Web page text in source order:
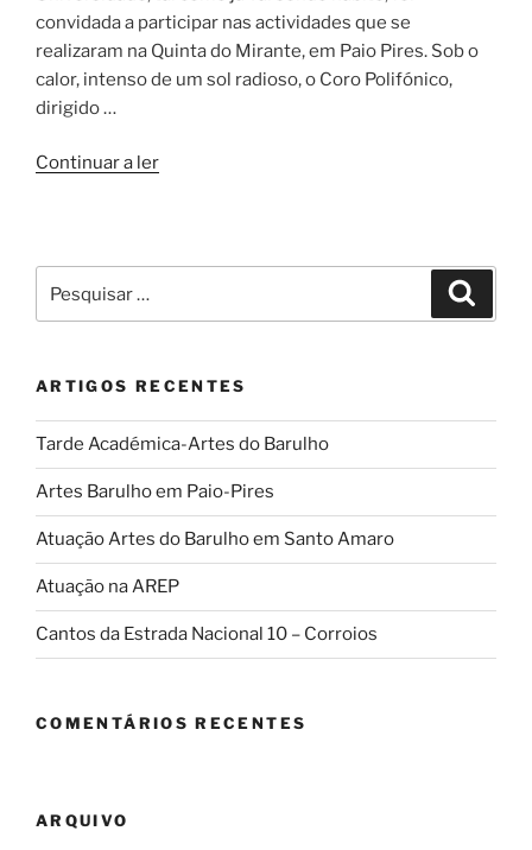
convidada a participar nas actividades que se
realizaram na Quinta do Mirante, em Paio Pires. Sob o
calor, intenso de um sol radioso, o Coro Polifónico,
dirigido …
Continuar a ler“Artes
por:
ARTIGOS RECENTES
Tarde Académica-Artes do Barulho
Artes Barulho em Paio-Pires
Atuação Artes do Barulho em Santo Amaro
Atuação na AREP
Cantos da Estrada Nacional 10 – Corroios
COMENTÁRIOS RECENTES
ARQUIVO